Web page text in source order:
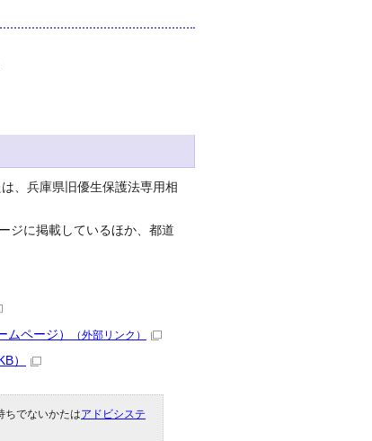
、兵庫県旧優生保護法専用相
ジに掲載しているほか、都道
ページ） （外部リンク）
）
ちでないかたはアドビシステ